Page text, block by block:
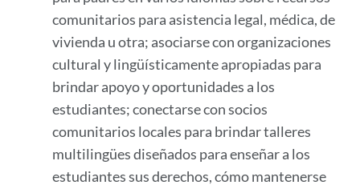
comunitarios para asistencia legal, médica, de
vivienda u otra; asociarse con organizaciones
cultural y lingüísticamente apropiadas para
brindar apoyo y oportunidades a los
estudiantes; conectarse con socios
comunitarios locales para brindar talleres
multilingües diseñados para enseñar a los
estudiantes sus derechos, cómo mantenerse